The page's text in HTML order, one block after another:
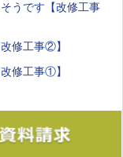
うです【改修工事
修工事②】
修工事①】